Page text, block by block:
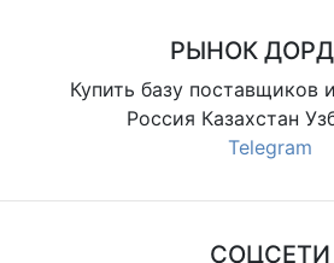
РЫНОК
Купить базу поставщиков
Россия Казахстан
Telegram
СОЦСЕТИ